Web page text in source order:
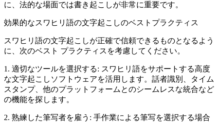
に、法的な場面では書き起こしが非常に重要です。
効果的なスワヒリ語の文字起こしのベストプラクティス
スワヒリ語の文字起こしが正確で信頼できるものとなるよう
に、次のベスト プラクティスを考慮してください。
1. 適切なツールを選択する: スワヒリ語をサポートする高度
な文字起こしソフトウェアを活用します。話者識別、タイム
スタンプ、他のプラットフォームとのシームレスな統合など
の機能を探します。
2. 熟練した筆写者を雇う: 手作業による筆写を選択する場合